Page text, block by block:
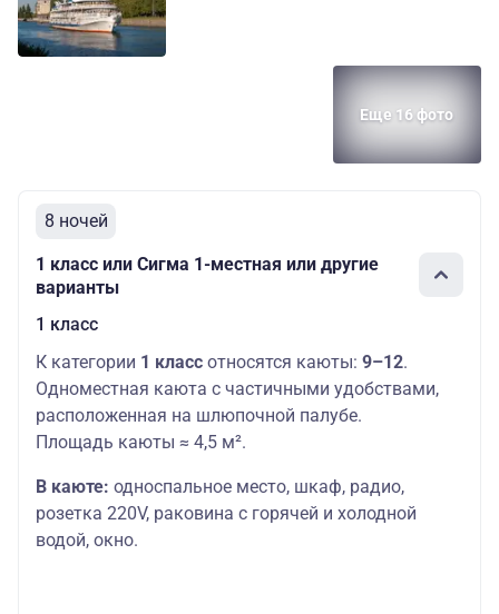
Еще 16 фото
8 ночей
1 класс или Сигма 1-местная или другие
варианты
1 класс
К категории 1 класс относятся каюты: 9–12.
Одноместная каюта с частичными удобствами,
расположенная на шлюпочной палубе.
Площадь каюты ≈ 4,5 м².
В каюте: односпальное место, шкаф, радио,
розетка 220V, раковина с горячей и холодной
водой, окно.